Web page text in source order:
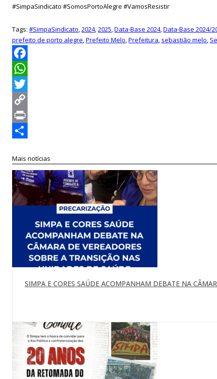
#SimpaSindicato #SomosPortoAlegre #VamosResistir
Tags:#SimpaSindicato,2024,2025,Data-Base 2024,Data-Base 2024/
prefeito de porto alegre,Prefeito Melo,Prefeitura, sebastião melo,
Facebook
WhatsApp
Twitter
Copy
Link
Print
Mais notícias
SIMPA E CORES SAÚDE ACOMPANHAM DEBATE NA